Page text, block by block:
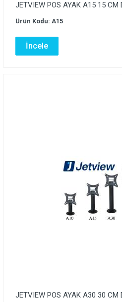
JETVIEW POS AYAK A15 15 CM
Ürün Kodu: A15
İncele
JETVIEW POS AYAK A30 30 CM